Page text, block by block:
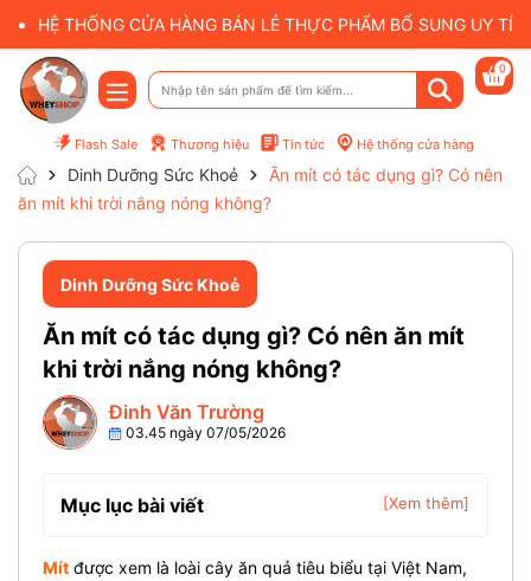
HỆ THỐNG CỬA HÀNG BÁN LẺ THỰC PHẨM BỔ SUNG UY
Flash Sale Thương hiệu Tin tức Hệ thống cửa hàng
0
Dinh Dưỡng Sức Khoẻ
Ăn mít có tác dụng gì? Có nên
ăn mít khi trời nắng nóng không?
Dinh Dưỡng Sức Khoẻ
Ăn mít có tác dụng gì? Có nên ăn mít
khi trời nắng nóng không?
Đinh Văn Trường
03.45 ngày 07/05/2026
Mục lục bài viết [Xem thêm]
Mít được xem là loài cây ăn quả tiêu biểu tại Việt Nam,